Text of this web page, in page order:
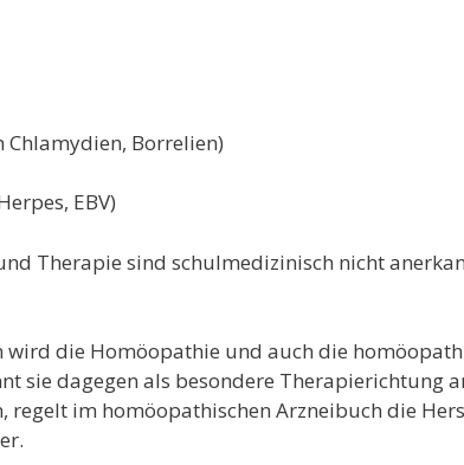
Chlamydien, Borrelien)
EBV)
Therapie sind schulmedizinisch nicht
die Homöopathie und auch die
sie dagegen als besondere Therapierichtung
regelt im homöopathischen Arzneibuch die